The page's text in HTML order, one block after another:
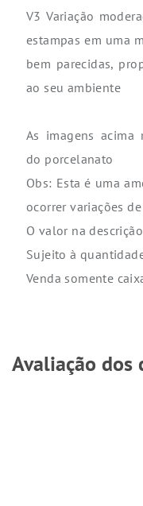
V3 Variação
estampas em uma
bem parecidas,
ao seu ambiente
As imagens acima
do porcelanato
Obs: Esta é uma
ocorrer variações
O valor na
Sujeito à
Venda somente
Avaliação dos